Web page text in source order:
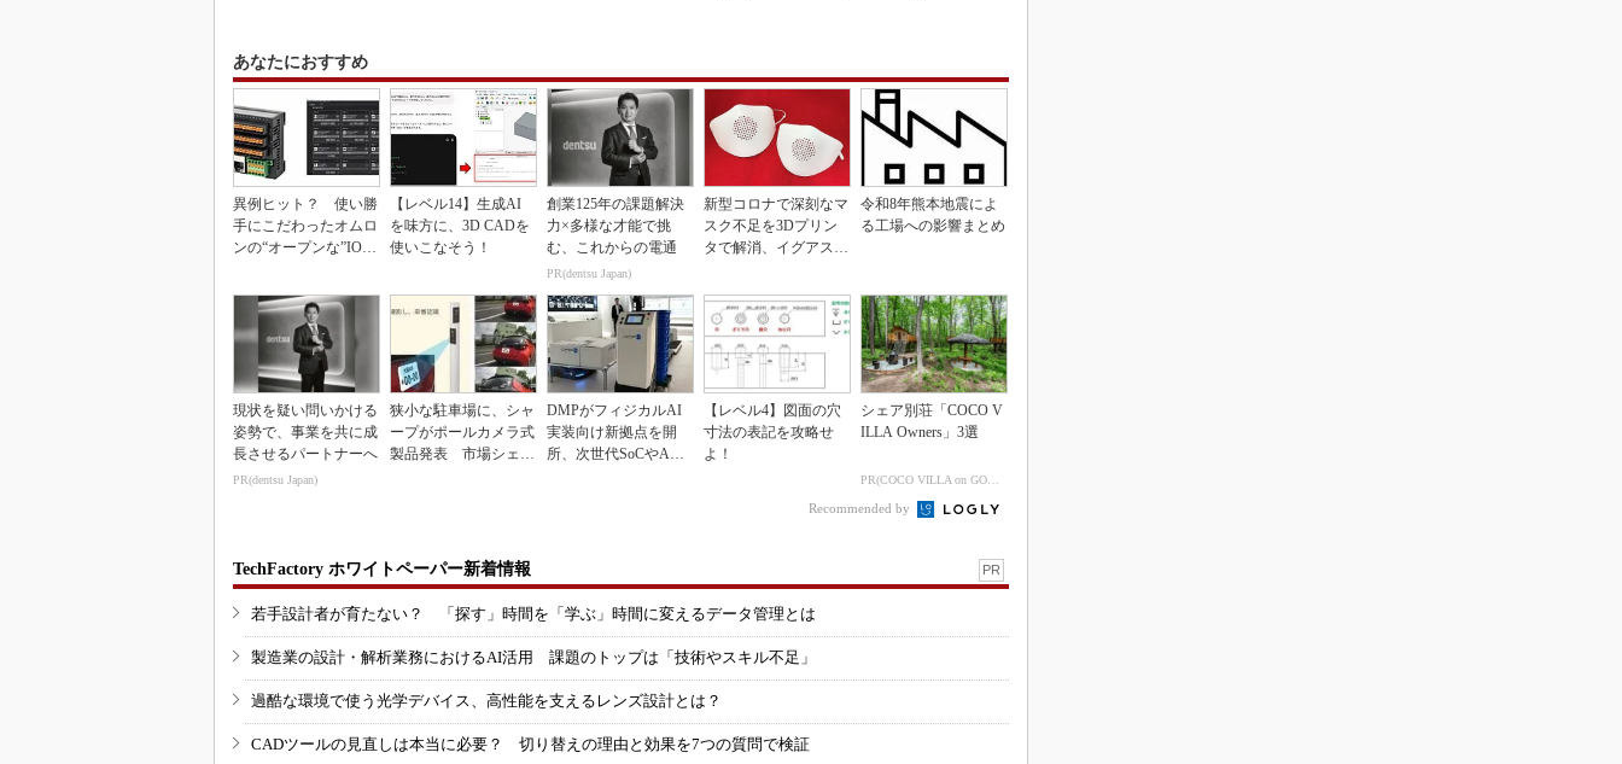
あなたにおすすめ
異例ヒット？ 使い勝
手にこだわったオムロ
ンの“オープンな”IO-L
【レベル14】生成AI
を味方に、3D CADを
使いこなそう！
創業125年の課題解決
力×多様な才能で挑
む、これからの電通
PR(dentsu Japan)
新型コロナで深刻なマ
スク不足を3Dプリン
タで解消、イグアスが
令和8年熊本地震によ
る工場への影響まとめ
現状を疑い問いかける
姿勢で、事業を共に成
長させるパートナーへ
PR(dentsu Japan)
狭小な駐車場に、シャ
ープがポールカメラ式
製品発表 市場シェア
DMPがフィジカルAI
実装向け新拠点を開
所、次世代SoCやAM
【レベル4】図面の穴
寸法の表記を攻略せ
よ！
シェア別荘「COCO V
ILLA Owners」3選
PR(COCO VILLA on GOETHE)
Recommended by
TechFactory ホワイトペーパー新着情報 PR
若手設計者が育たない？ 「探す」時間を「学ぶ」時間に変えるデータ管理とは
製造業の設計・解析業務におけるAI活用 課題のトップは「技術やスキル不足」
過酷な環境で使う光学デバイス、高性能を支えるレンズ設計とは？
CADツールの見直しは本当に必要？ 切り替えの理由と効果を7つの質問で検証